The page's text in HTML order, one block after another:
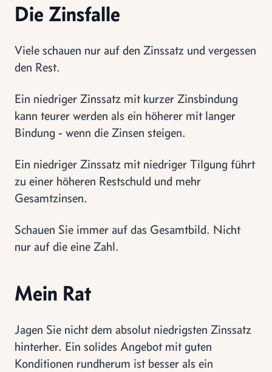
Die Zinsfalle
Viele schauen nur auf den Zinssatz und vergessen
den Rest.
Ein niedriger Zinssatz mit kurzer Zinsbindung
kann teurer werden als ein höherer mit langer
Bindung - wenn die Zinsen steigen.
Ein niedriger Zinssatz mit niedriger Tilgung führt
zu einer höheren Restschuld und mehr
Gesamtzinsen.
Schauen Sie immer auf das Gesamtbild. Nicht
nur auf die eine Zahl.
Mein Rat
Jagen Sie nicht dem absolut niedrigsten Zinssatz
hinterher. Ein solides Angebot mit guten
Konditionen rundherum ist besser als ein